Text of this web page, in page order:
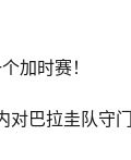
加时赛！
对巴拉圭队守